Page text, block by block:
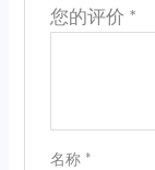
您的评价 *
名称 *